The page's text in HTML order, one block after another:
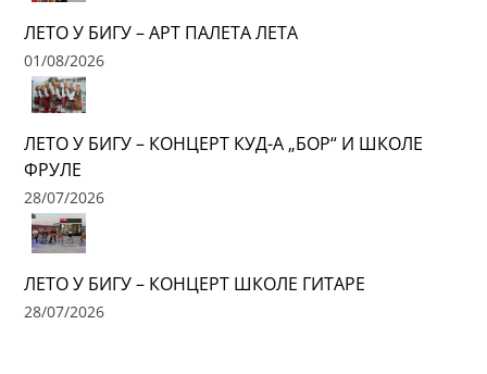
ЛЕТО У БИГУ – АРТ ПАЛЕТА ЛЕТА
01/08/2026
ЛЕТО У БИГУ – КОНЦЕРТ КУД-А „БОР“ И ШКОЛЕ
ФРУЛЕ
28/07/2026
ЛЕТО У БИГУ – КОНЦЕРТ ШКОЛЕ ГИТАРЕ
28/07/2026